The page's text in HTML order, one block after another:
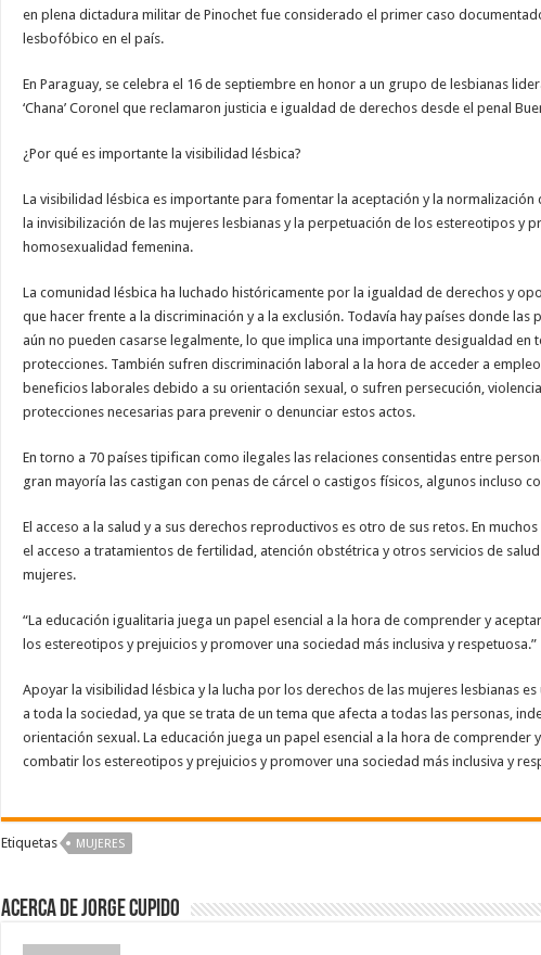
en plena dictadura militar de Pinochet fue considerado el primer caso
lesbofóbico en el país.
En Paraguay, se celebra el 16 de septiembre en honor a un grupo de lesbianas
‘Chana’ Coronel que reclamaron justicia e igualdad de derechos desde el penal
¿Por qué es importante la visibilidad lésbica?
La visibilidad lésbica es importante para fomentar la aceptación y la
la invisibilización de las mujeres lesbianas y la perpetuación de los estereotipos y
homosexualidad femenina.
La comunidad lésbica ha luchado históricamente por la igualdad de derechos y
que hacer frente a la discriminación y a la exclusión. Todavía hay países donde las
aún no pueden casarse legalmente, lo que implica una importante desigualdad en
protecciones. También sufren discriminación laboral a la hora de acceder a
beneficios laborales debido a su orientación sexual, o sufren persecución,
protecciones necesarias para prevenir o denunciar estos actos.
En torno a 70 países tipifican como ilegales las relaciones consentidas entre
gran mayoría las castigan con penas de cárcel o castigos físicos, algunos incluso
El acceso a la salud y a sus derechos reproductivos es otro de sus retos. En
el acceso a tratamientos de fertilidad, atención obstétrica y otros servicios de
mujeres.
“La educación igualitaria juega un papel esencial a la hora de comprender y
los estereotipos y prejuicios y promover una sociedad más inclusiva y respetuosa.”
Apoyar la visibilidad lésbica y la lucha por los derechos de las mujeres lesbianas
a toda la sociedad, ya que se trata de un tema que afecta a todas las personas,
orientación sexual. La educación juega un papel esencial a la hora de comprender
combatir los estereotipos y prejuicios y promover una sociedad más inclusiva y
Etiquetas MUJERES
Acerca de Jorge Cupido